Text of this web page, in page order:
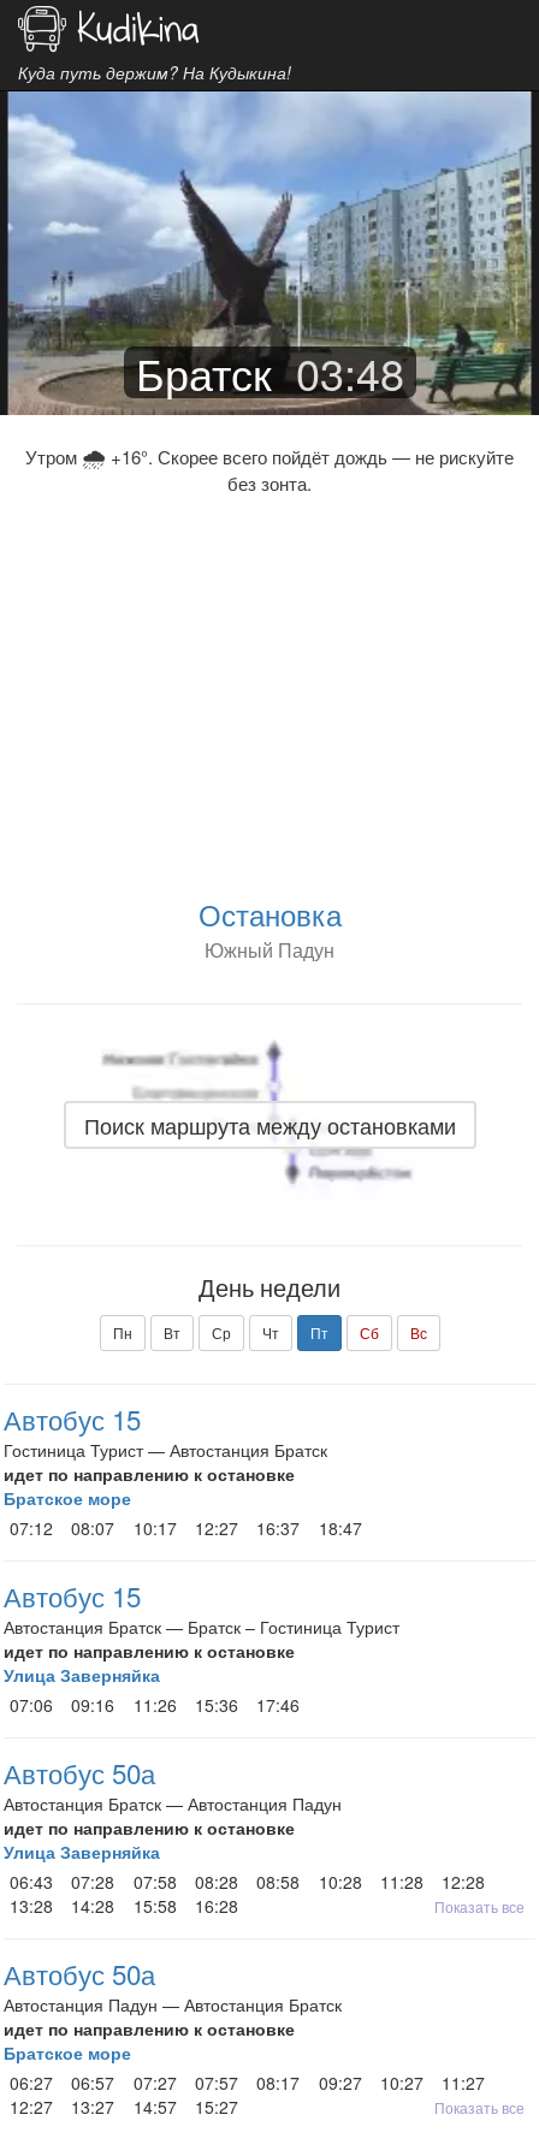
Куда путь держим? На Кудыкина!
Братск 03:48
Утром 🌧 +16°. Скорее всего пойдёт дождь — не рискуйте
без зонта.
Остановка
Южный Падун
Поиск маршрута между остановками
День недели
Пн Вт Ср Чт Пт Сб Вс
Автобус 15
Гостиница Турист — Автостанция Братск
идет по направлению к остановке
Братское море
07:12
08:07 10:17 12:27 16:37 18:47
Автобус 15
Автостанция Братск — Братск – Гостиница Турист
идет по направлению к остановке
Улица Заверняйка
07:06
09:16 11:26 15:36 17:46
Автобус 50а
Автостанция Братск — Автостанция Падун
идет по направлению к остановке
Улица Заверняйка
06:43
07:28 07:58 08:28 08:58 10:28 11:28
12:28
13:28
14:28 15:58 16:28 Показать все
Автобус 50а
Автостанция Падун — Автостанция Братск
идет по направлению к остановке
Братское море
06:27
06:57 07:27 07:57 08:17 09:27 10:27
11:27
12:27
13:27 14:57 15:27 Показать все